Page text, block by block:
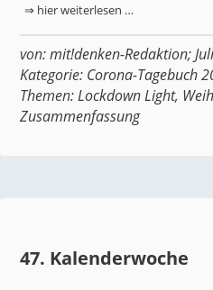
⇒ hier weiterlesen …
von:mit!denken-Redaktion;
Kategorie: Corona-Tagebuch
Themen:Lockdown Light,
Zusammenfassung
47. Kalenderwoche